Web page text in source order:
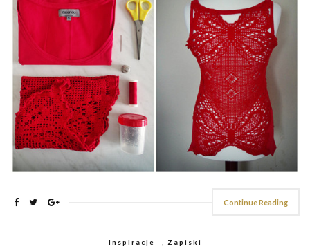
Continue Reading
Inspiracje Zapiski